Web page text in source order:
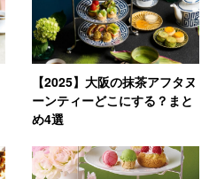
【2025】大阪の抹茶アフタヌ
ーンティーどこにする？まと
め4選